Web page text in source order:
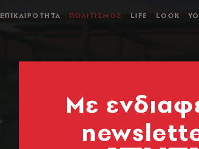
ΕΠΙΚΑΙΡΟΤΗΤΑ ΠΟΛΙΤΙΣΜΟΣ LIFE LOOK
Mε